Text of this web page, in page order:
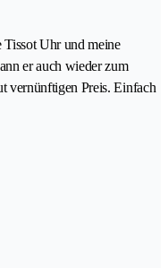
Uhr und meine
er auch wieder zum
vernünftigen Preis. Einfach